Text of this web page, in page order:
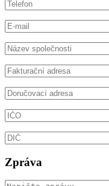
Zpráva